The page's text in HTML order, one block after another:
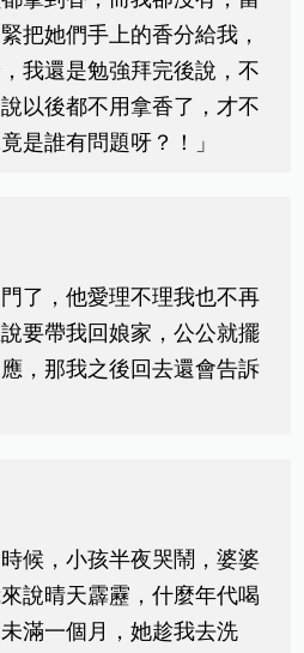
把她們手上的香分給我，
我還是勉強拜完後說，不
以後都不用拿香了，才不
是誰有問題呀？！」
門了，他愛理不理我也不再
要帶我回娘家，公公就擺
，那我之後回去還會告訴
時候，小孩半夜哭鬧，婆婆
說晴天霹靂，什麼年代喝
滿一個月，她趁我去洗